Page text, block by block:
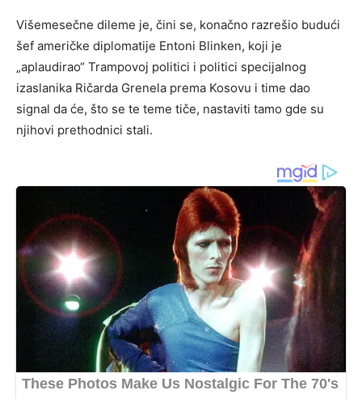
Višemesečne dileme je, čini se, konačno razrešio budući
šef američke diplomatije Entoni Blinken, koji je
„aplaudirao“ Trampovoj politici i politici specijalnog
izaslanika Ričarda Grenela prema Kosovu i time dao
signal da će, što se te teme tiče, nastaviti tamo gde su
njihovi prethodnici stali.